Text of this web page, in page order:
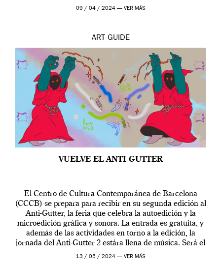
por […]
09 / 04 / 2024 — VER MÁS
ART GUIDE
VUELVE EL ANTI-GUTTER
El Centro de Cultura Contemporánea de Barcelona
(CCCB) se prepara para recibir en su segunda edición al
Anti-Gutter, la feria que celebra la autoedición y la
microedición gráfica y sonora. La entrada es gratuita, y
además de las actividades en torno a la edición, la
jornada del Anti-Gutter 2 estára llena de música. Será el
[…]
13 / 05 / 2024 — VER MÁS